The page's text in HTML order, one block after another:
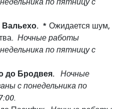
Вальехо. * Ожидается шум,
Ночные работы
по пятницу с
до Бродвея.
Ночные
с понедельника по